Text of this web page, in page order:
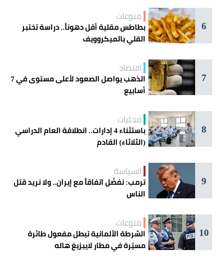
6
منوعات
بطاطس مقلية أقل دهوناً.. دراسة تختبر
القلي بالميكروويف
7
اقتصاد
الذهب يواصل الصعود لأعلى مستوى في 7
أسابيع
8
محليات
باستثناء 4 إدارات.. انطلاقة العام الدراسي
(الثلاثاء) القادم
9
السياسة
ترمب: نفضّل اتفاقاً مع إيران.. ولا نريد قتل
الناس
10
منوعات
الشرطة الألمانية تبطل مفعول طائرة
مسيّرة في مطار لايبزيغ هاله